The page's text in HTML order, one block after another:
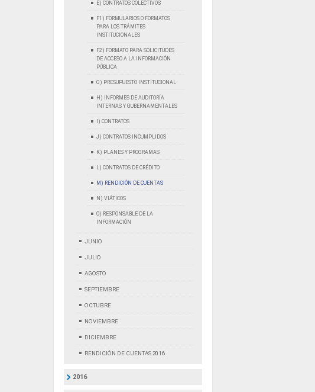
E) CONTRATOS COLECTIVOS
F1) FORMULARIOS O FORMATOS
PARA LOS TRÁMITES
INSTITUCIONALES
F2) FORMATO PARA SOLICITUDES
DE ACCESO A LA INFORMACIÓN
PÚBLICA
G) PRESUPUESTO INSTITUCIONAL
H) INFORMES DE AUDITORÍA
INTERNAS Y GUBERNAMENTALES
I) CONTRATOS
J) CONTRATOS INCUMPLIDOS
K) PLANES Y PROGRAMAS
L) CONTRATOS DE CRÉDITO
M) RENDICIÓN DE CUENTAS
N) VIÁTICOS
O) RESPONSABLE DE LA
INFORMACIÓN
JUNIO
JULIO
AGOSTO
SEPTIEMBRE
OCTUBRE
NOVIEMBRE
DICIEMBRE
RENDICIÓN DE CUENTAS 2016
2016